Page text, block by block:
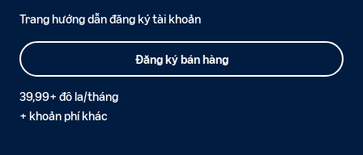
Trang hướng dẫn đăng ký tài khoản
Đăng ký bán hàng
39,99+ đô la/tháng
+ khoản phí khác